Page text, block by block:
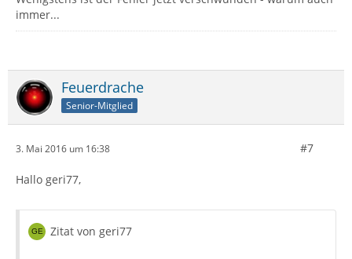
immer...
Feuerdrache
Senior-Mitglied
3. Mai 2016 um 16:38 #7
Hallo geri77,
Zitat von geri77